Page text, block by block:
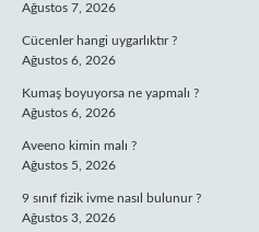
Ağustos 7, 2026
Cücenler hangi uygarlıktır ?
Ağustos 6, 2026
Kumaş boyuyorsa ne yapmalı ?
Ağustos 6, 2026
Aveeno kimin malı ?
Ağustos 5, 2026
9 sınıf fizik ivme nasıl bulunur ?
Ağustos 3, 2026